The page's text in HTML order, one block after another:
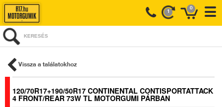
0
1
KERESÉS
Vissza a találatokhoz
120/70R17+190/50R17 CONTINENTAL CONTISPORTATTACK
4 FRONT/REAR 73W TL MOTORGUMI PÁRBAN